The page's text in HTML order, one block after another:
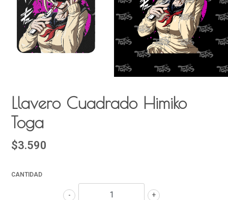
Llavero Cuadrado Himiko
Toga
$3.590
CANTIDAD
+
-